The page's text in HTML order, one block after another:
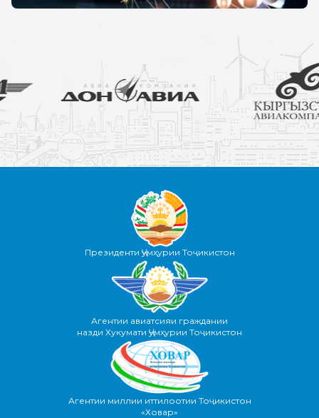
Президенти Ҷумҳурии Тоҷикистон
Агентии авиатсияи граждании
назди Хукумати Ҷумҳурии Тоҷикистон
Агентии миллии иттилоотии Тоҷикистон
«Ховар»